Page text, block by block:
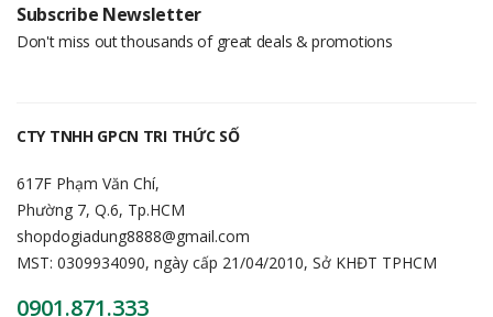
Subscribe Newsletter
Don't miss out thousands of great deals & promotions
CTY TNHH GPCN TRI THỨC SỐ
617F Phạm Văn Chí,
Phường 7, Q.6, Tp.HCM
shopdogiadung8888@gmail.com
MST: 0309934090, ngày cấp 21/04/2010, Sở KHĐT TPHCM
0901.871.333